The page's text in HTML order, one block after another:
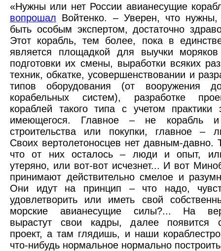
«Нужны или нет России авианесущие
вопрошал Войтенко. – Уверен, что
быть особым экспертом, достаточно
Этот корабль, тем более, пока в
является площадкой для выучки
подготовки их смены, выработки всяких
техник, обкатке, усовершенствовании и
типов оборудования (от вооружения
корабельных систем), разработке
кораблей такого типа с учетом практики
имеющегося. Главное – не корабль
строительства или покупки, главное –
Своих вертолетоносцев нет давным-давно.
что от них осталось – люди и опыт,
утеряно, или вот-вот исчезнет... И вот
принимают действительно смелое и
Они идут на принцип – что надо,
удовлетворить или иметь свой
морские авианесущие силы?... На
вырастут свои кадры, далее появится
проект, а там глядишь, и наши
что-нибудь нормальное нормально